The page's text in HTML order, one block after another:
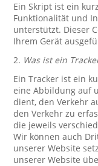
Ein Skript ist ein
Funktionalität und
unterstützt. Dieser
Ihrem Gerät
2. Was ist ein
Ein Tracker ist ein
eine Abbildung auf
dient, den Verkehr
den Verkehr zu
die jeweils
Wir können auch
unserer Website
unserer Website